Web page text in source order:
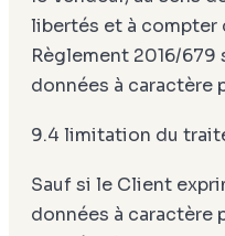
libertés et à compter
Règlement 2016/
données à caractère
9.4 limitation du
Sauf si le Client
données à caractère